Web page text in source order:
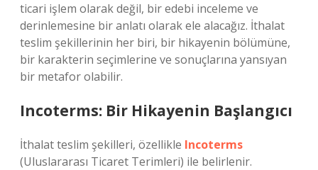
ticari işlem olarak değil, bir edebi inceleme ve
derinlemesine bir anlatı olarak ele alacağız. İthalat
teslim şekillerinin her biri, bir hikayenin bölümüne,
bir karakterin seçimlerine ve sonuçlarına yansıyan
bir metafor olabilir.
Incoterms: Bir Hikayenin Başlangıcı
İthalat teslim şekilleri, özellikle Incoterms
(Uluslararası Ticaret Terimleri) ile belirlenir.